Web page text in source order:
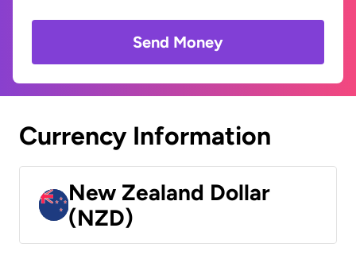
Send Money
Currency Information
New Zealand Dollar
(NZD)